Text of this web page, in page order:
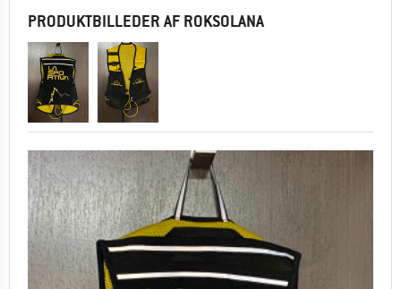
PRODUKTBILLEDER AF ROKSOLANA